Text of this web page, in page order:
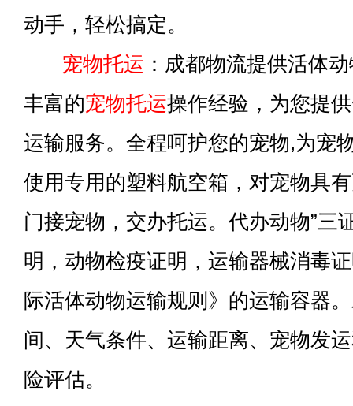
动手，轻松搞定。
宠物托运 ：成都物流提供活体
丰富的宠物托运操作经验，为您提
运输服务。全程呵护您的宠物,为宠
使用专用的塑料航空箱，对宠物具
门接宠物，交办托运。代办动物”三
明，动物检疫证明，运输器械消毒
际活体动物运输规则》的运输容器
间、天气条件、运输距离、宠物发
险评估。